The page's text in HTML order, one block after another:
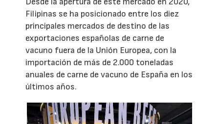
Filipinas se ha posicionado entre los diez
principales mercados de destino de las
exportaciones españolas de carne de
vacuno fuera de la Unión Europea, con la
importación de más de 2.000 toneladas
anuales de carne de vacuno de España en los
últimos años.